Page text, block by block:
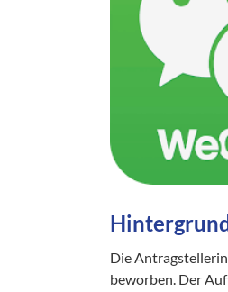
Die
beworben. Der